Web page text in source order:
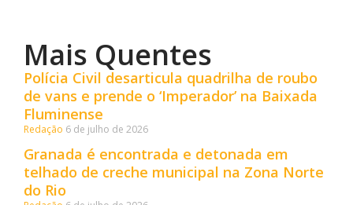
Mais Quentes
Polícia Civil desarticula quadrilha de roubo
de vans e prende o ‘Imperador’ na Baixada
Fluminense
Redação 6 de julho de 2026
Granada é encontrada e detonada em
telhado de creche municipal na Zona Norte
do Rio